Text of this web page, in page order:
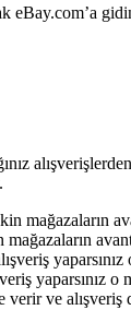
eBay.com’a
yaparsınız o